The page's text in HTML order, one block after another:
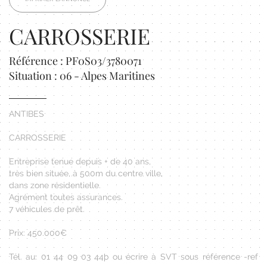
CARROSSERIE
Référence : PF0S03/3780071
Situation : 06 - Alpes Maritines
ANTIBES
CARROSSERIE
Entreprise tenue depuis + de 40 ans,
très bien située, à 500m du centre ville,
dans zone résidentielle.
Agrément toutes assurances.
7 véhicules de prêt.
Prix: 450.000€
Tél. au: 01 44 09 03 44þ ou écrire à SVT sous référence -ref